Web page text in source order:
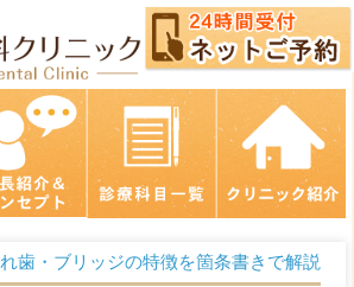
歯・ブリッジの特徴を箇条書きで解説